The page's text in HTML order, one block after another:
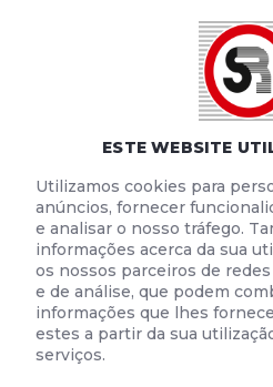
ESTE WEBSITE
Utilizamos cookies para
anúncios, fornecer
e analisar o nosso tráfego.
informações acerca da sua
os nossos parceiros de
e de análise, que podem
informações que lhes
estes a partir da sua
serviços.
POLÍTICA DE
TERMOS E